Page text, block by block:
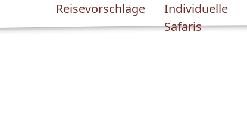
Reisevorschläge
Individuelle
Safaris